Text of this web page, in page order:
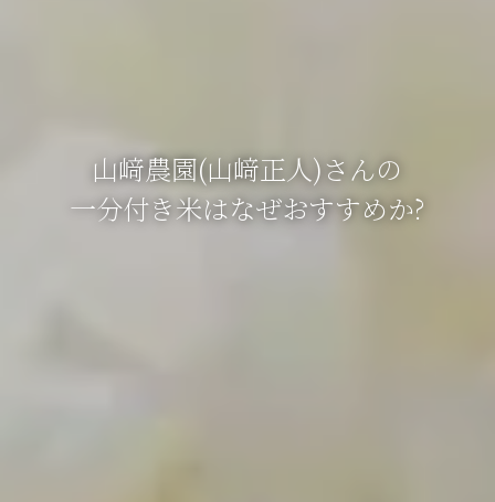
山﨑農園(山﨑正人)さんの
一分付き米はなぜおすすめか?